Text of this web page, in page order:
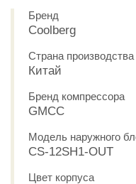
Бренд
Сoolberg
Страна производства
Китай
Бренд компрессора
GMCC
Модель наружного
CS-12SH1-OUT
Цвет корпуса